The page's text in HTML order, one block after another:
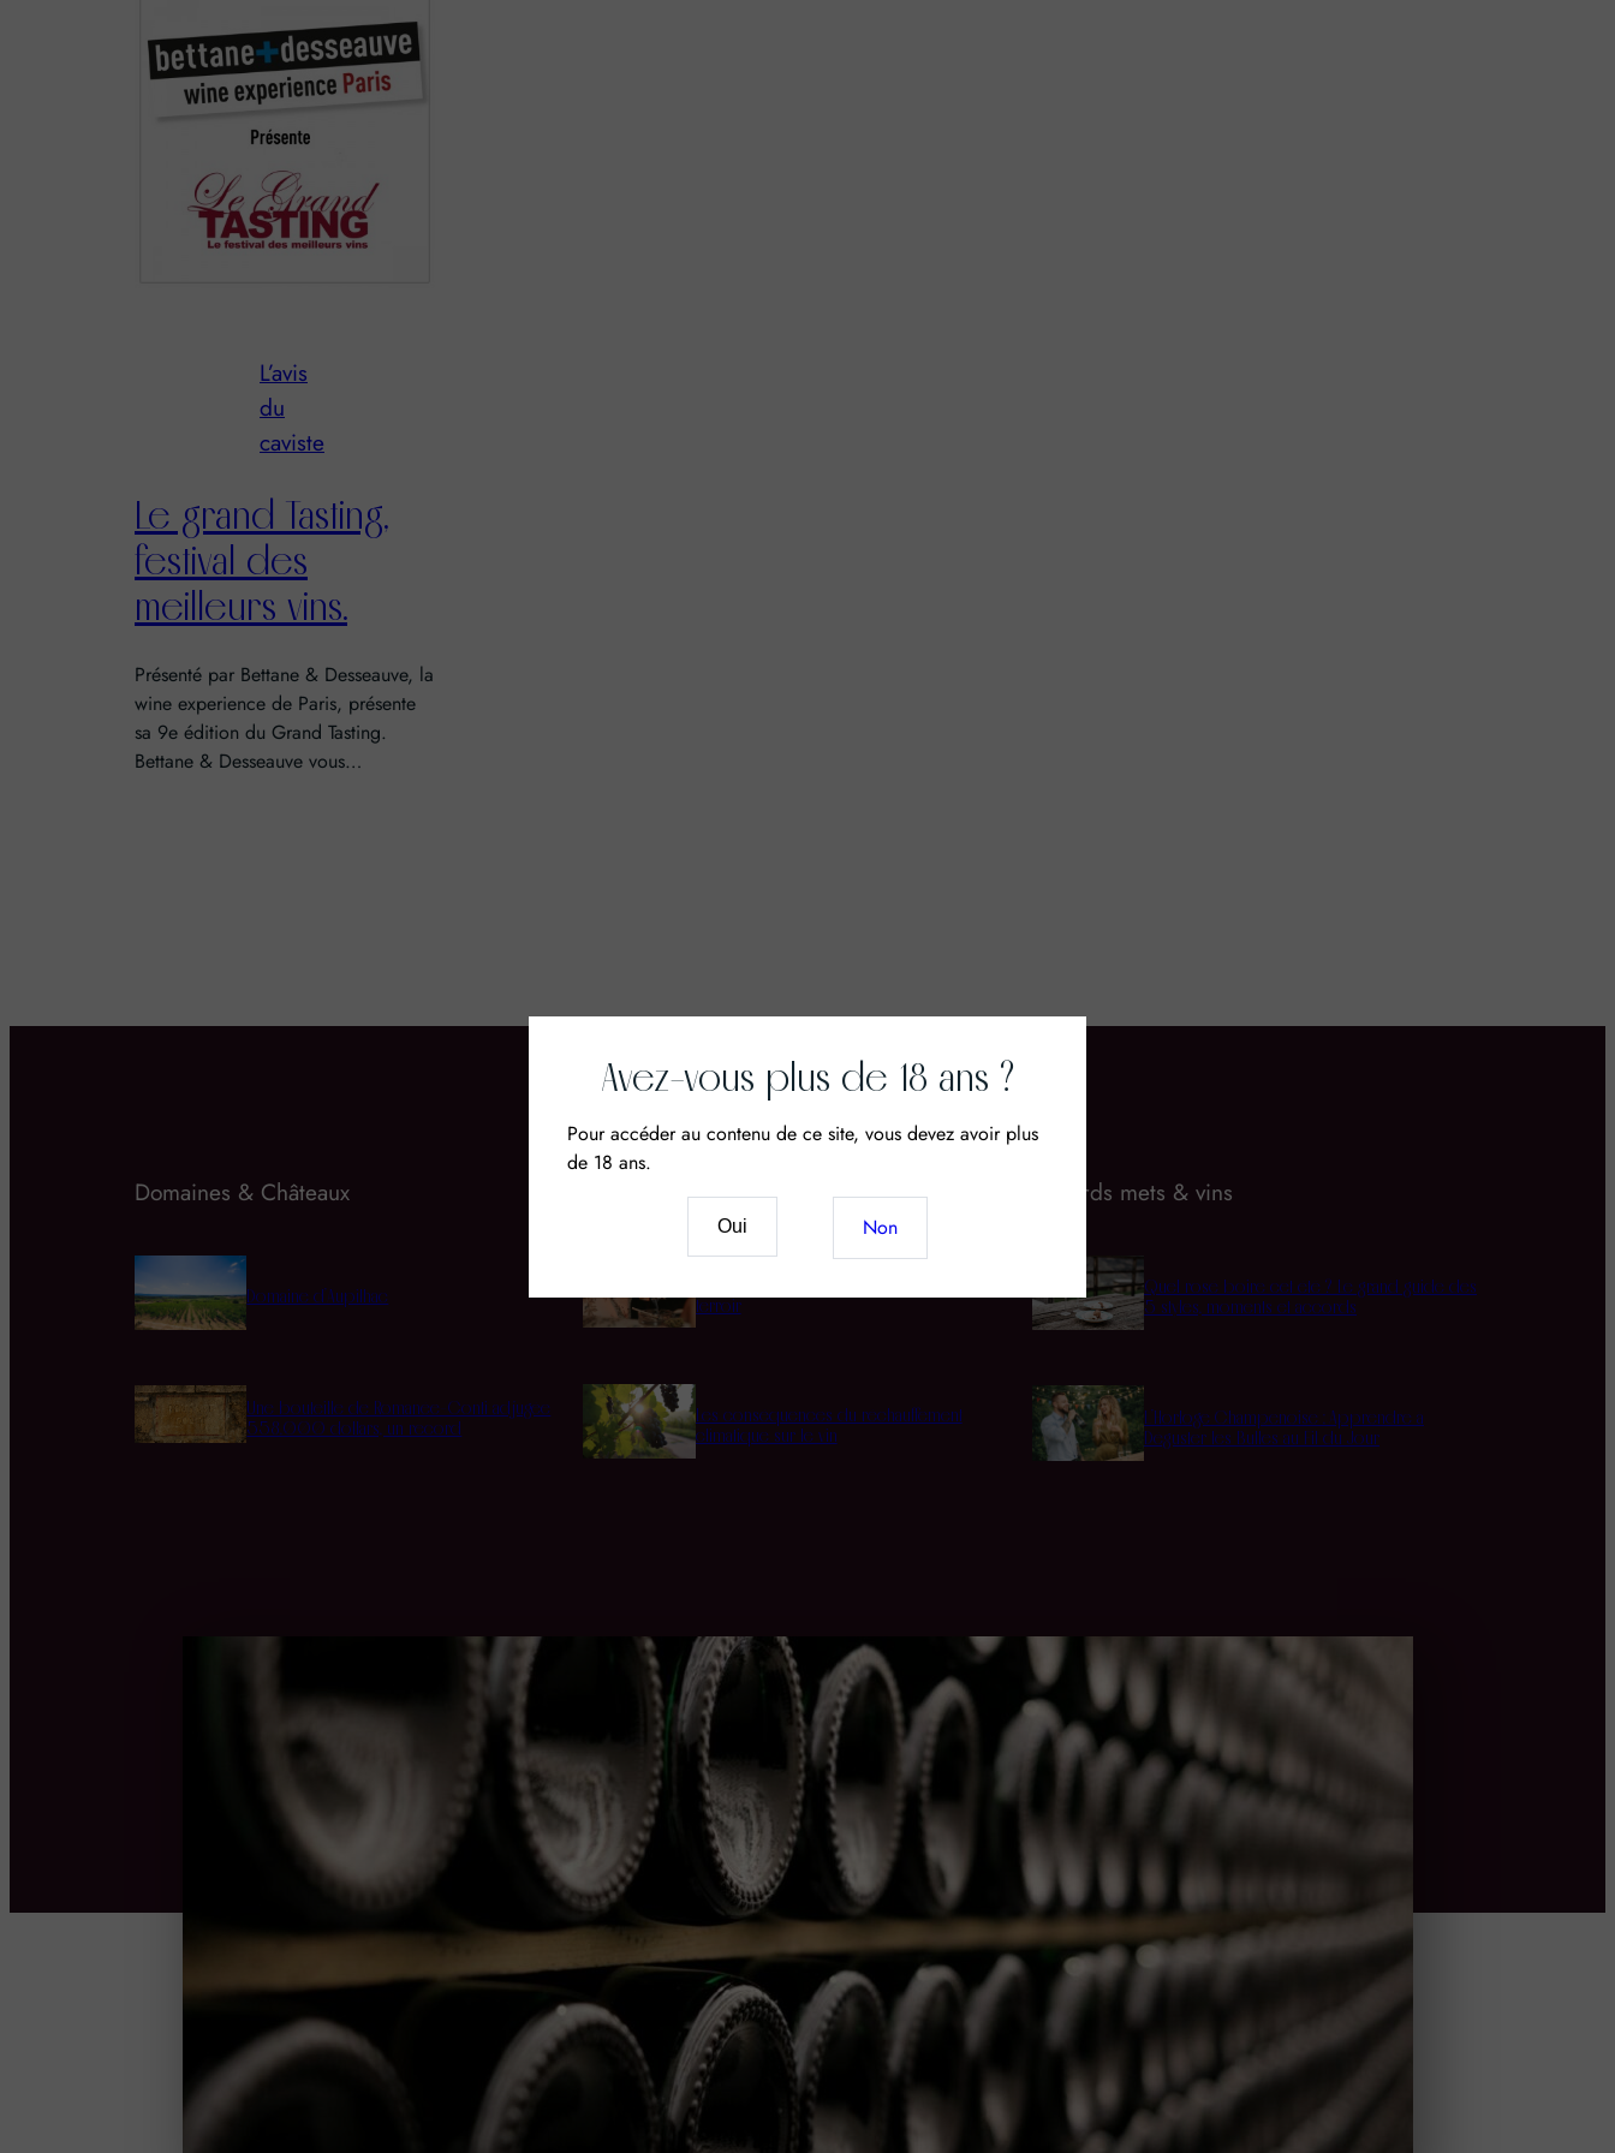
L’avis
du
caviste
Le grand Tasting,
festival des
meilleurs vins.
Présenté par Bettane & Desseauve, la
wine experience de Paris, présente
sa 9e édition du Grand Tasting.
Bettane & Desseauve vous…
Domaines & Châteaux
Domaine d’Aupilhac
Une bouteille de Romanée-Conti adjugée
558.000 dollars, un record
terroir
Les conséquences du réchauffement
climatique sur le vin
Accords mets & vins
Quel rosé boire cet été ? Le grand guide des
5 styles, moments et accords
L’Horloge Champenoise : Apprendre à
Déguster les Bulles au Fil du Jour
Avez-vous plus de 18 ans ?
Pour accéder au contenu de ce site, vous devez avoir plus
de 18 ans.
Oui Non